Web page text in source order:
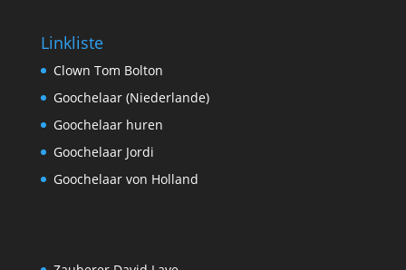
Linkliste
Clown Tom Bolton
Goochelaar (Niederlande)
Goochelaar huren
Goochelaar Jordi
Goochelaar von Holland